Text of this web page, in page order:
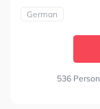
German
536